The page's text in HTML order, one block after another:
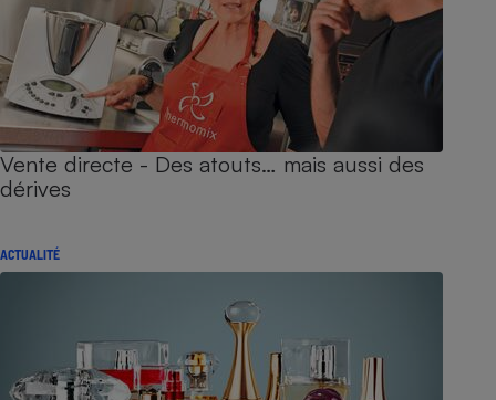
Vente directe - Des atouts… mais aussi des
dérives
ACTUALITÉ